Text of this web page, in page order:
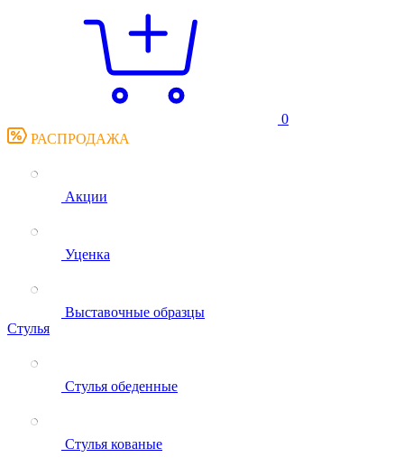
0
РАСПРОДАЖА
Акции
Уценка
Выставочные образцы
Стулья
Стулья обеденные
Стулья кованые